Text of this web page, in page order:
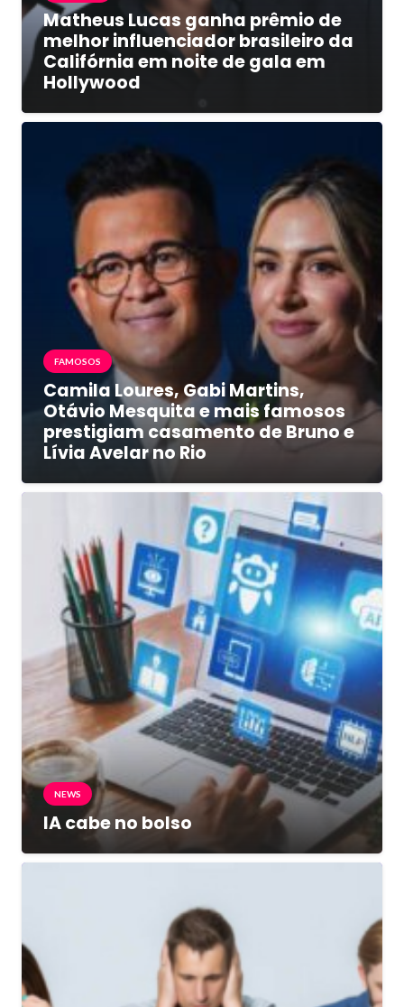
Matheus Lucas ganha prêmio de
melhor influenciador brasileiro da
Califórnia em noite de gala em
Hollywood
FAMOSOS
Camila Loures, Gabi Martins,
Otávio Mesquita e mais famosos
prestigiam casamento de Bruno e
Lívia Avelar no Rio
NEWS
IA cabe no bolso